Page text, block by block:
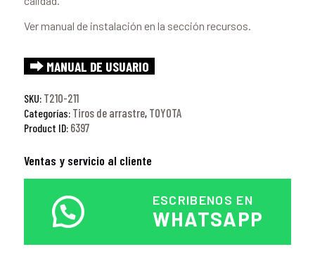
Ver manual de instalación en la sección recursos.
⮕ MANUAL DE USUARIO
SKU: T210-211
Categorías: Tiros de arrastre, TOYOTA
Product ID: 6397
Ventas y servicio al cliente
ESCRIBENOS EN
WHATSAPP